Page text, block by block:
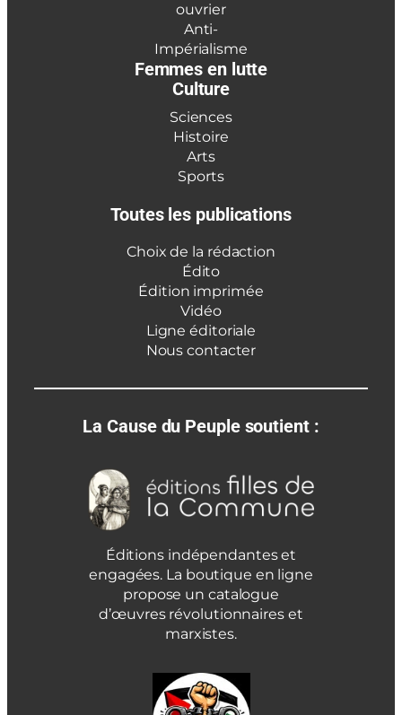
ouvrier
Anti-
Impérialisme
Femmes en lutte
Culture
Sciences
Histoire
Arts
Sports
Toutes les publications
Choix de la rédaction
Édito
Édition imprimée
Vidéo
Ligne éditoriale
Nous contacter
La Cause du Peuple soutient :
Éditions indépendantes et
engagées. La boutique en ligne
propose un catalogue
d’œuvres révolutionnaires et
marxistes.